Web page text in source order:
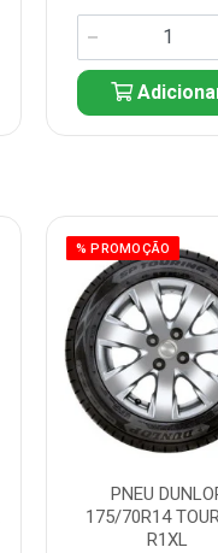
% PROMOÇÃO
PNEU
175/70R14
R1XL